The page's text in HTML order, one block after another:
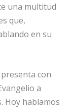
una multitud
que,
en su
con
a
Hoy hablamos